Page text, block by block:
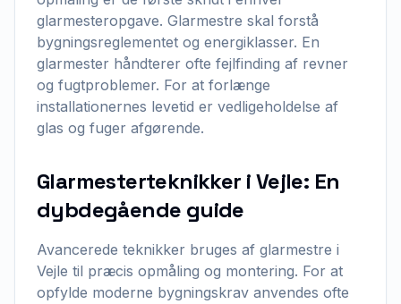
glarmesteropgave. Glarmestre skal forstå
bygningsreglementet og energiklasser. En
glarmester håndterer ofte fejlfinding af revner
og fugtproblemer. For at forlænge
installationernes levetid er vedligeholdelse af
glas og fuger afgørende.
Glarmesterteknikker i Vejle: En
dybdegående guide
Avancerede teknikker bruges af glarmestre i
Vejle til præcis opmåling og montering. For at
opfylde moderne bygningskrav anvendes ofte